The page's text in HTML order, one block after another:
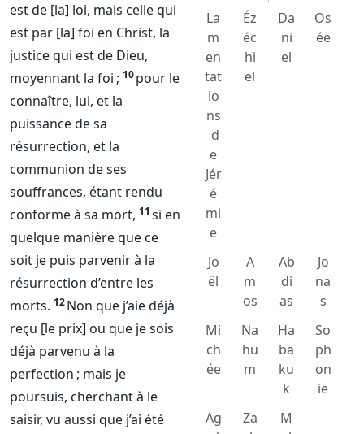
est de [la] loi, mais celle qui
est par [la] foi en Christ, la
justice qui est de Dieu,
moyennant la foi ; 10pour le
connaître, lui, et la
puissance de sa
résurrection, et la
communion de ses
souffrances, étant rendu
conforme à sa mort, 11 si en
quelque manière que ce
soit je puis parvenir à la
résurrection d’entre les
morts. 12Non que j’aie déjà
reçu [le prix] ou que je sois
déjà parvenu à la
perfection ; mais je
poursuis, cherchant à le
saisir, vu aussi que j’ai été
La
m
en
tat
io
ns
d
e
Jér
é
mi
e
Éz
éc
hi
el
Da
ni
el
Os
ée
Jo
ël
A
m
os
Ab
di
as
Jo
na
s
Mi
ch
ée
Na
hu
m
Ha
ba
ku
k
So
ph
on
ie
Ag
Za
M